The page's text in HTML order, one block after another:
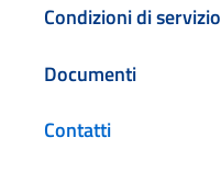
Condizioni di servizio
Documenti
Contatti